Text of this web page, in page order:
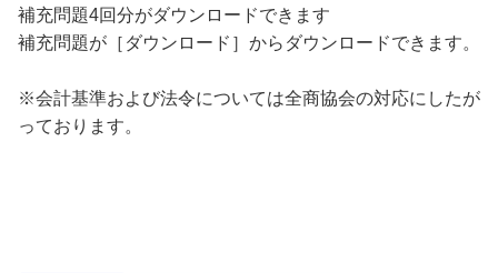
補充問題4回分がダウンロードできます
補充問題が［ダウンロード］からダウンロードできます。
※会計基準および法令については全商協会の対応にしたが
っております。